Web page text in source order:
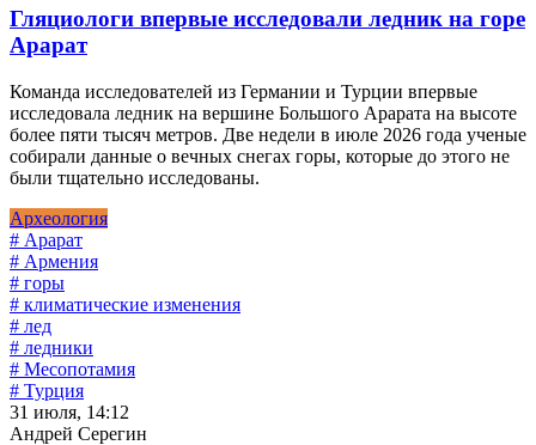
Гляциологи впервые исследовали ледник на горе
Арарат
Команда исследователей из Германии и Турции впервые
исследовала ледник на вершине Большого Арарата на высоте
более пяти тысяч метров. Две недели в июле 2026 года ученые
собирали данные о вечных снегах горы, которые до этого не
были тщательно исследованы.
Археология
# Арарат
# Армения
# горы
# климатические изменения
# лед
# ледники
# Месопотамия
# Турция
31 июля, 14:12
Андрей Серегин